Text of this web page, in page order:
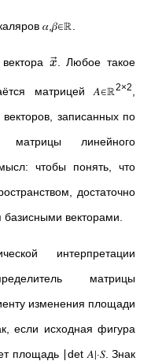
𝛼,𝛽∈ℝ.
x. Любое такое
матрицей 𝐴∈ℝ2×2
записанных по
матрицы линейного
чтобы понять, что
достаточно
векторами.
интерпретации
матрицы
изменения площади
если исходная фигура
площадь ∣det⁡ 𝐴∣⋅𝑆. Знак